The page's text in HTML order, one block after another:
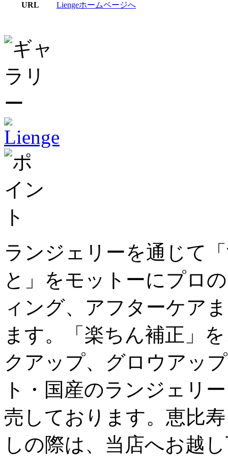
URL
Liengeホームページへ
ランジェリーを通じて
と」をモットーにプロ
ィング、アフターケア
ます。「楽ちん補正」
クアップ、グロウアッ
ト・国産のランジェリ
売しております。恵比
しの際は、当店へお越